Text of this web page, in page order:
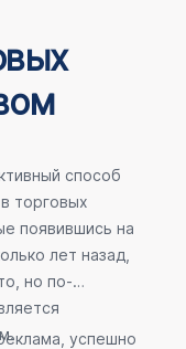
способ
торговых
появившись на
лет назад,
но по-
успешно